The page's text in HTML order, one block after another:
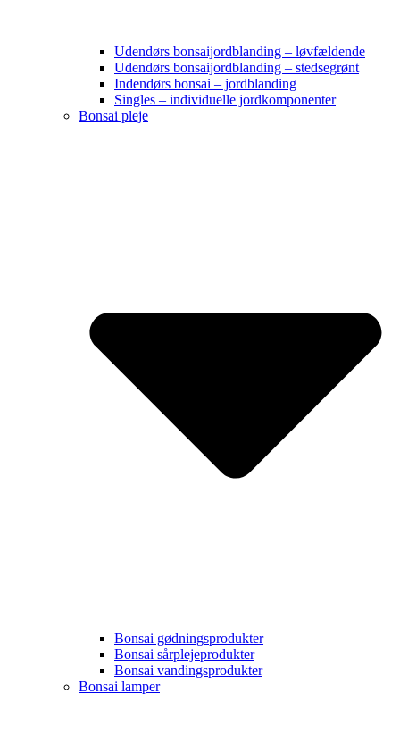
Udendørs bonsaijordblanding – løvfældende
Udendørs bonsaijordblanding – stedsegrønt
Indendørs bonsai – jordblanding
Singles – individuelle jordkomponenter
Bonsai pleje
Bonsai gødningsprodukter
Bonsai sårplejeprodukter
Bonsai vandingsprodukter
Bonsai lamper